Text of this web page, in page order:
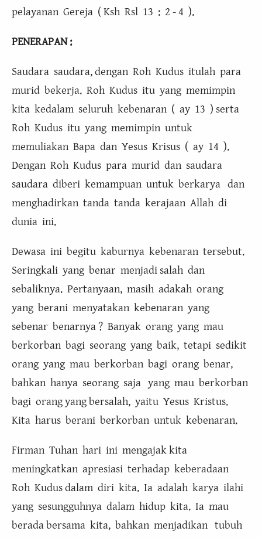
pelayanan Gereja ( Ksh Rsl 13 : 2 - 4 ).
PENERAPAN :
Saudara saudara, dengan Roh Kudus itulah para
murid bekerja. Roh Kudus itu yang memimpin
kita kedalam seluruh kebenaran ( ay 13 ) serta
Roh Kudus itu yang memimpin untuk
memuliakan Bapa dan Yesus Krisus ( ay 14 ).
Dengan Roh Kudus para murid dan saudara
saudara diberi kemampuan untuk berkarya dan
menghadirkan tanda tanda kerajaan Allah di
dunia ini.
Dewasa ini begitu kaburnya kebenaran tersebut.
Seringkali yang benar menjadi salah dan
sebaliknya. Pertanyaan, masih adakah orang
yang berani menyatakan kebenaran yang
sebenar benarnya ? Banyak orang yang mau
berkorban bagi seorang yang baik, tetapi sedikit
orang yang mau berkorban bagi orang benar,
bahkan hanya seorang saja yang mau berkorban
bagi orang yang bersalah, yaitu Yesus Kristus.
Kita harus berani berkorban untuk kebenaran.
Firman Tuhan hari ini mengajak kita
meningkatkan apresiasi terhadap keberadaan
Roh Kudus dalam diri kita. Ia adalah karya ilahi
yang sesungguhnya dalam hidup kita. Ia mau
berada bersama kita, bahkan menjadikan tubuh